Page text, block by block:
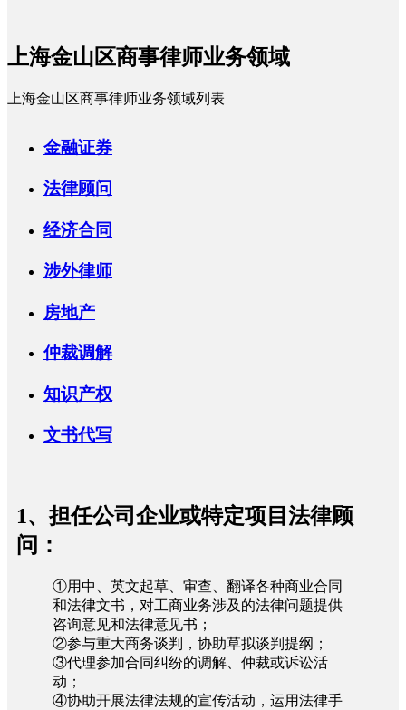
上海金山区商事律师业务领域
上海金山区商事律师业务领域列表
金融证券
法律顾问
经济合同
涉外律师
房地产
仲裁调解
知识产权
文书代写
1、担任公司企业或特定项目法律顾
问：
①用中、英文起草、审查、翻译各种商业合同
和法律文书，对工商业务涉及的法律问题提供
咨询意见和法律意见书；
②参与重大商务谈判，协助草拟谈判提纲；
③代理参加合同纠纷的调解、仲裁或诉讼活
动；
④协助开展法律法规的宣传活动，运用法律手